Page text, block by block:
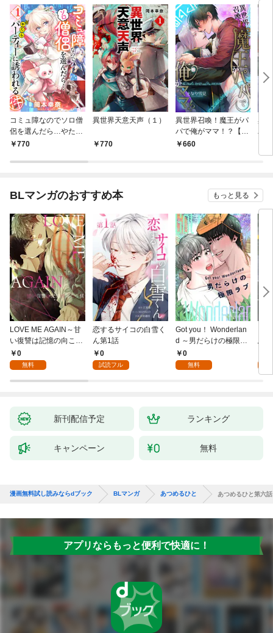
コミュ障なのでソロ僧
侶を選んだら…やたら
パーティーに誘われる
770
異世界天意天声（１）
770
異世界召喚！魔王がパ
パで俺がママ！？【電
子単行本特典付き】
660
異
パ
BLマンガのおすすめ本 もっと見る
LOVE ME AGAIN～甘
い復讐は記憶の向こう
側～(1)
0
無料
恋するサイコの白雪く
ん第1話
0
試読フル
Got you！ Wonderlan
d ～男だらけの極限ラ
ブ～(1)
0
無料
鳥
新刊配信予定 ランキング
キャンペーン 無料
漫画無料試し読みならdブック BLマンガ あつめるひと あつめるひと第六話
アプリならもっと便利で快適に！